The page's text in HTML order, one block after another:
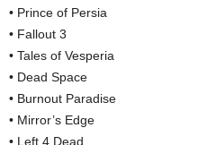
• Prince of Persia
• Fallout 3
• Tales of Vesperia
• Dead Space
• Burnout Paradise
• Mirror’s Edge
• Left 4 Dead